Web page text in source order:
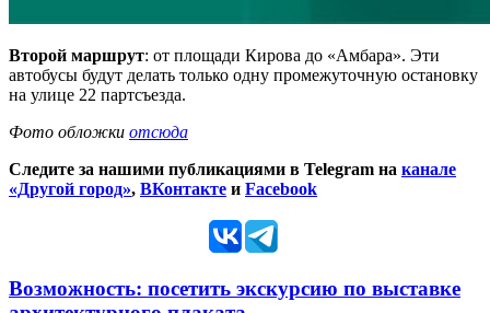
Второй маршрут: от площади Кирова до «Амбара». Эти
автобусы будут делать только одну промежуточную остановку
на улице 22 партсъезда.
Фото обложки отсюда
Следите за нашими публикациями в Telegram на канале
«Другой город», ВКонтакте и Facebook
Возможность: посетить экскурсию по выставке